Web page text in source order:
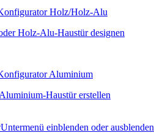
Holz/Holz-Alu
Holz-Alu-Haustür designen
Aluminium
Haustür erstellen
Untermenü einblenden oder ausblenden